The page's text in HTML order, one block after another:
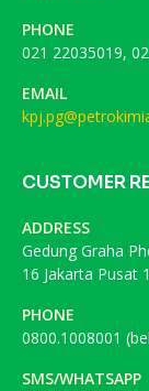
PHONE
021 22035019,
EMAIL
CUSTOMER
ADDRESS
Gedung Graha
16 Jakarta Pusat
PHONE
0800.1008001
SMS/WHATSAPP